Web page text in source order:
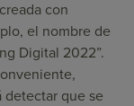
con
el nombre de
Digital 2022”.
que se